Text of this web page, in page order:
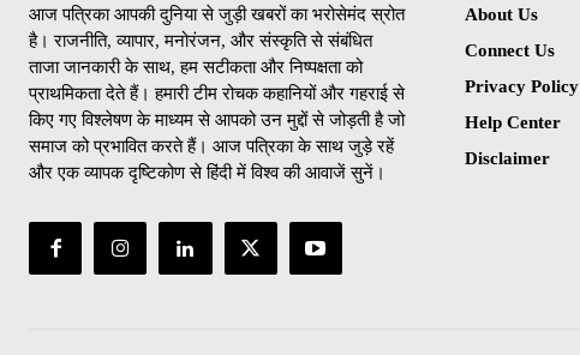
आज पत्रिका आपकी दुनिया से जुड़ी खबरों का भरोसेमंद स्रोत
है। राजनीति, व्यापार, मनोरंजन, और संस्कृति से संबंधित
ताजा जानकारी के साथ, हम सटीकता और निष्पक्षता को
प्राथमिकता देते हैं। हमारी टीम रोचक कहानियों और गहराई से
किए गए विश्लेषण के माध्यम से आपको उन मुद्दों से जोड़ती है जो
समाज को प्रभावित करते हैं। आज पत्रिका के साथ जुड़े रहें
और एक व्यापक दृष्टिकोण से हिंदी में विश्व की आवाजें सुनें।
About Us
Connect Us
Privacy Policy
Help Center
Disclaimer